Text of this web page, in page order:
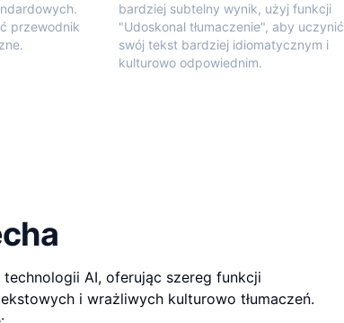
przewodnik
bardziej subtelny wynik, użyj funkcji
"Udoskonal tłumaczenie", aby uczynić
swój tekst bardziej idiomatycznym i
kulturowo odpowiednim.
AI, oferując szereg funkcji
i wrażliwych kulturowo tłumaczeń.